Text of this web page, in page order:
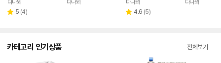
페이
다나와
별 5 리
(4)
다나와
페이
다나와
별 4.6 리
(5)
다나와
카테고리 인기상품 전체보기